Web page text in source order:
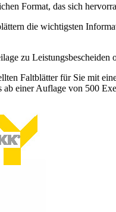
Format, das sich
die wichtigsten
zu
Faltblätter für Sie mit
ab einer Auflage von 500